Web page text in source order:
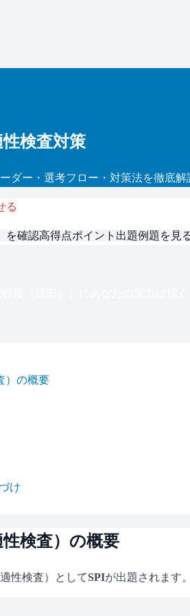
検査対策
ーダー・選考フロー・対策法を徹底解
る
を確認高得点ポイント 出題例題を見
）の概要
け
検査）の概要
性検査）としてSPIが出題されます